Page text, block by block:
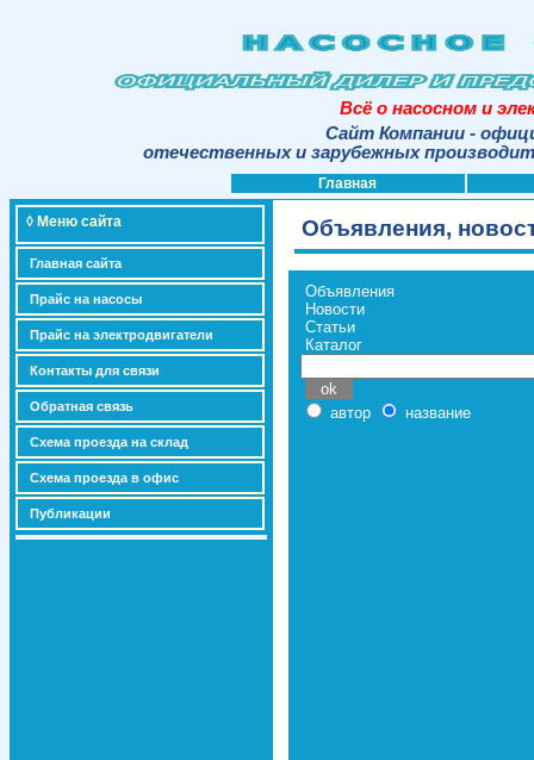
Всё о насосном и
Сайт Компании -
отечественных и зарубежных
Главная
◊ Меню сайта
Главная сайта
Прайс на насосы
Прайс на электродвигатели
Контакты для связи
Обратная связь
Схема проезда на склад
Схема проезда в офис
Публикации
Объявления,
Объявления
Новости
Статьи
Каталог
автор название